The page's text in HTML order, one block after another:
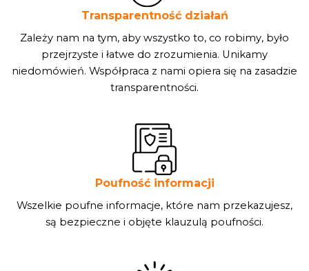
Transparentność działań
Zależy nam na tym, aby wszystko to, co robimy, było
przejrzyste i łatwe do zrozumienia. Unikamy
niedomówień. Współpraca z nami opiera się na zasadzie
transparentności.
Poufność informacji
Wszelkie poufne informacje, które nam przekazujesz,
są bezpieczne i objęte klauzulą poufności.